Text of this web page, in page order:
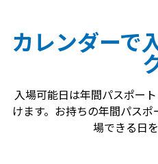
カレンダーで
入場可能日は年間パスポー
けます。お持ちの年間パス
場できる日